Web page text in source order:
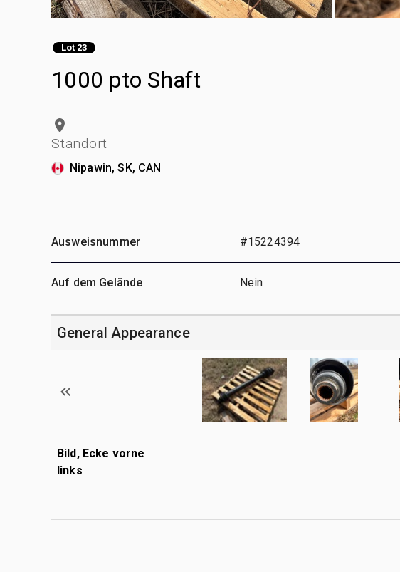
Lot 23
1000 pto Shaft
Standort
Nipawin, SK, CAN
Ausweisnummer #15224394
Auf dem Gelände Nein
General Appearance
Bild, Ecke vorne
links